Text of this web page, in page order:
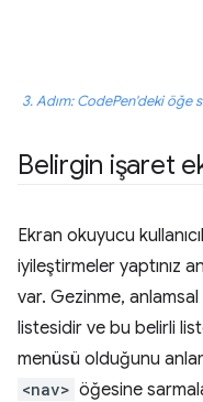
3. Adım: CodePen'deki öğe
Belirgin işaret
Ekran okuyucu
iyileştirmeler yaptınız
var. Gezinme,
listesidir ve bu belirli
menüsü olduğunu
<nav> öğesine